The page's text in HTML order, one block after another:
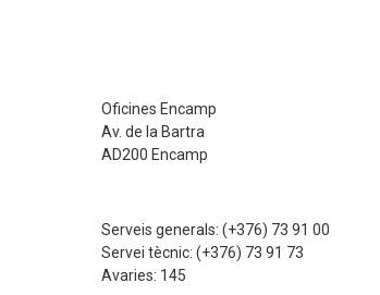
Oficines Encamp
Av. de la Bartra
AD200 Encamp
Serveis generals:(+376) 73 91 00
Servei tècnic:(+376) 73 91 73
Avaries: 145